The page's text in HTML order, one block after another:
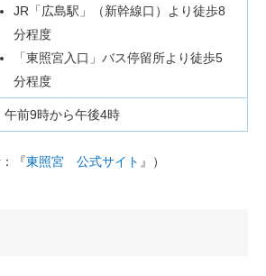
JR「広島駅」（新幹線口）より徒歩8
分程度
「東照宮入口」バス停留所より徒歩5
分程度
午前9時から午後4時
：『東照宮 公式サイト 』）